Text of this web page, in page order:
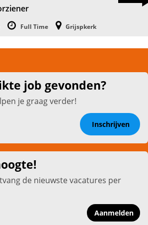
Full Time Grijspkerk
job gevonden?
je graag verder!
Inschrijven
de nieuwste vacatures per
Aanmelden